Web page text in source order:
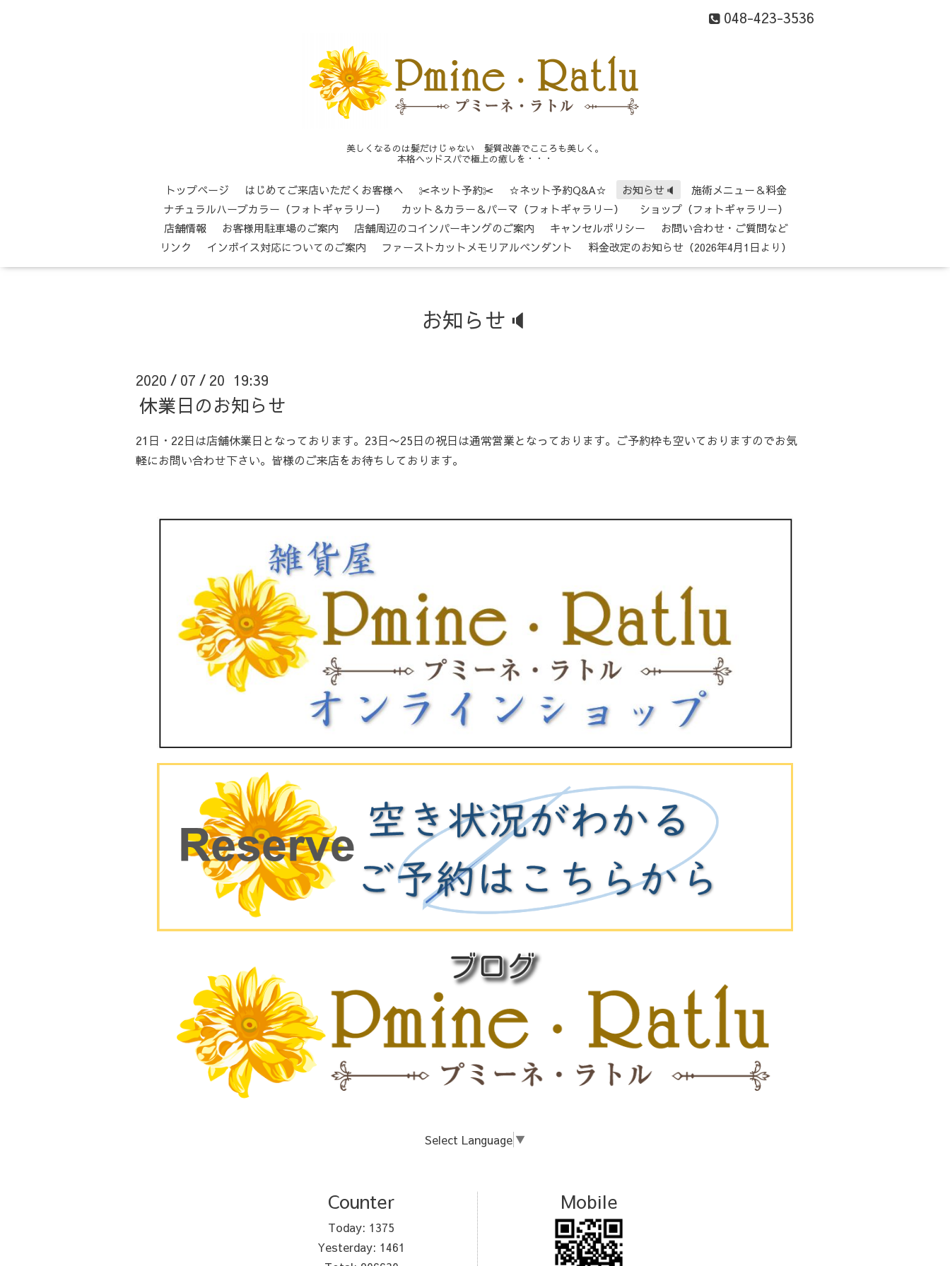
048-423-3536
美しくなるのは髪だけじゃない 髪質改善でこころも美しく。
本格ヘッドスパで極上の癒しを・・・
トップページ はじめてご来店いただくお客様へ ✂ネット予約✂ ☆ネット予約Q&A☆ お知らせ🔈
施術メニュー＆料金
ナチュラルハーブカラー（フォトギャラリー）
カット＆カラー＆パーマ（フォトギャラリー）
ショップ（フォトギャラリー）
店舗情報
お客様用駐車場のご案内 店舗周辺のコインパーキングのご案内 キャンセルポリシー
お問い合わせ・ご質問など
リンク
インボイス対応についてのご案内 ファーストカットメモリアルペンダント 料金改定のお知らせ（2026年4月1日より）
お知らせ🔈
2020 / 07 / 20 19:39
休業日のお知らせ
21日・22日は店舗休業日となっております。23日〜25日の祝日は通常営業となっております。ご予約枠も空いておりますのでお気
軽にお問い合わせ下さい。皆様のご来店をお待ちしております。
Select Language ▼
Counter
Today: 1375
Yesterday: 1461
Mobile